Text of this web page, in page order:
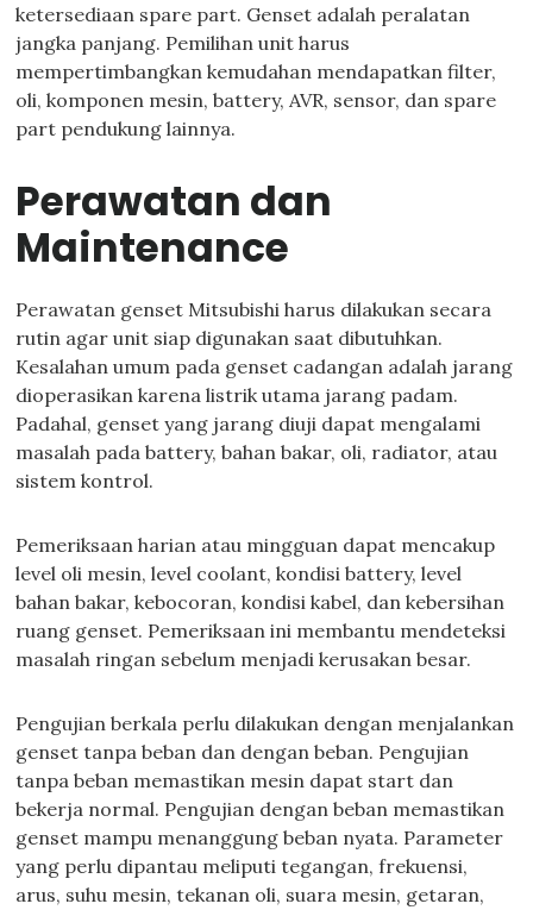
ketersediaan spare part. Genset adalah peralatan
jangka panjang. Pemilihan unit harus
mempertimbangkan kemudahan mendapatkan filter,
oli, komponen mesin, battery, AVR, sensor, dan spare
part pendukung lainnya.
Perawatan dan
Maintenance
Perawatan genset Mitsubishi harus dilakukan secara
rutin agar unit siap digunakan saat dibutuhkan.
Kesalahan umum pada genset cadangan adalah jarang
dioperasikan karena listrik utama jarang padam.
Padahal, genset yang jarang diuji dapat mengalami
masalah pada battery, bahan bakar, oli, radiator, atau
sistem kontrol.
Pemeriksaan harian atau mingguan dapat mencakup
level oli mesin, level coolant, kondisi battery, level
bahan bakar, kebocoran, kondisi kabel, dan kebersihan
ruang genset. Pemeriksaan ini membantu mendeteksi
masalah ringan sebelum menjadi kerusakan besar.
Pengujian berkala perlu dilakukan dengan menjalankan
genset tanpa beban dan dengan beban. Pengujian
tanpa beban memastikan mesin dapat start dan
bekerja normal. Pengujian dengan beban memastikan
genset mampu menanggung beban nyata. Parameter
yang perlu dipantau meliputi tegangan, frekuensi,
arus, suhu mesin, tekanan oli, suara mesin, getaran,